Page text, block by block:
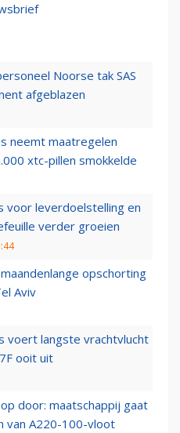
Noorse tak SAS
afgeblazen
neemt maatregelen
xtc-pillen smokkelde
voor leverdoelstelling en
verder groeien
opschorting
Aviv
voert langste vrachtvlucht
ooit uit
door: maatschappij gaat
van A220-100-vloot